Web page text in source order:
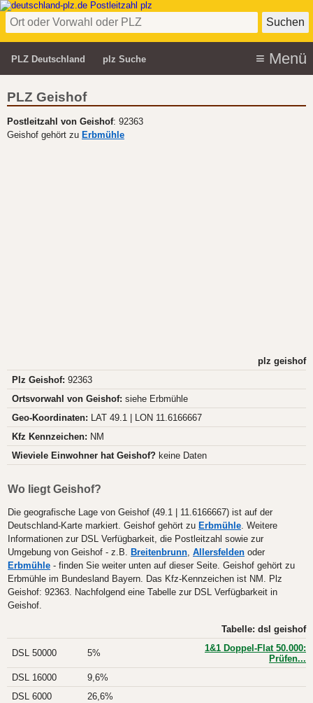
PLZ Deutschland plz Suche
PLZ Geishof
Postleitzahl von Geishof: 92363
Geishof gehört zu Erbmühle
plz geishof
Plz Geishof: 92363
Ortsvorwahl von Geishof: siehe Erbmühle
Geo-Koordinaten: LAT 49.1 | LON 11.6166667
Kfz Kennzeichen: NM
Wieviele Einwohner hat Geishof? keine Daten
Wo liegt Geishof?
Die geografische Lage von Geishof (49.1 | 11.6166667) ist auf der
Deutschland-Karte markiert. Geishof gehört zu Erbmühle. Weitere
Informationen zur DSL Verfügbarkeit, die Postleitzahl sowie zur
Umgebung von Geishof - z.B. Breitenbrunn, Allersfelden oder
Erbmühle - finden Sie weiter unten auf dieser Seite. Geishof gehört zu
Erbmühle im Bundesland Bayern. Das Kfz-Kennzeichen ist NM. Plz
Geishof: 92363. Nachfolgend eine Tabelle zur DSL Verfügbarkeit in
Geishof.
Tabelle: dsl geishof
DSL 50000 5%
1&1 Doppel-Flat 50.000:
Prüfen...
DSL 16000
9,6%
DSL 6000
26,6%